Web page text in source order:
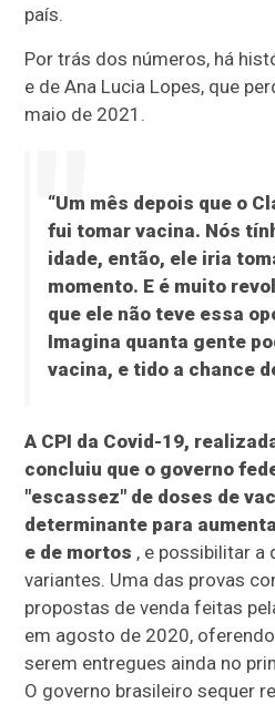
país.
Por trás dos números, há
e de Ana Lucia Lopes, que
maio de 2021.
“Um mês depois que o
fui tomar vacina. Nós
idade, então, ele iria
momento. E é muito
que ele não teve essa
Imagina quanta gente
vacina, e tido a chance
A CPI da Covid-19,
concluiu que o governo
"escassez" de doses de
determinante para
e de mortos , e possibilitar a
variantes. Uma das provas
propostas de venda feitas
em agosto de 2020,
serem entregues ainda no
O governo brasileiro sequer